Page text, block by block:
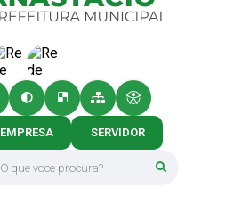
EMPRESA SERVIDOR